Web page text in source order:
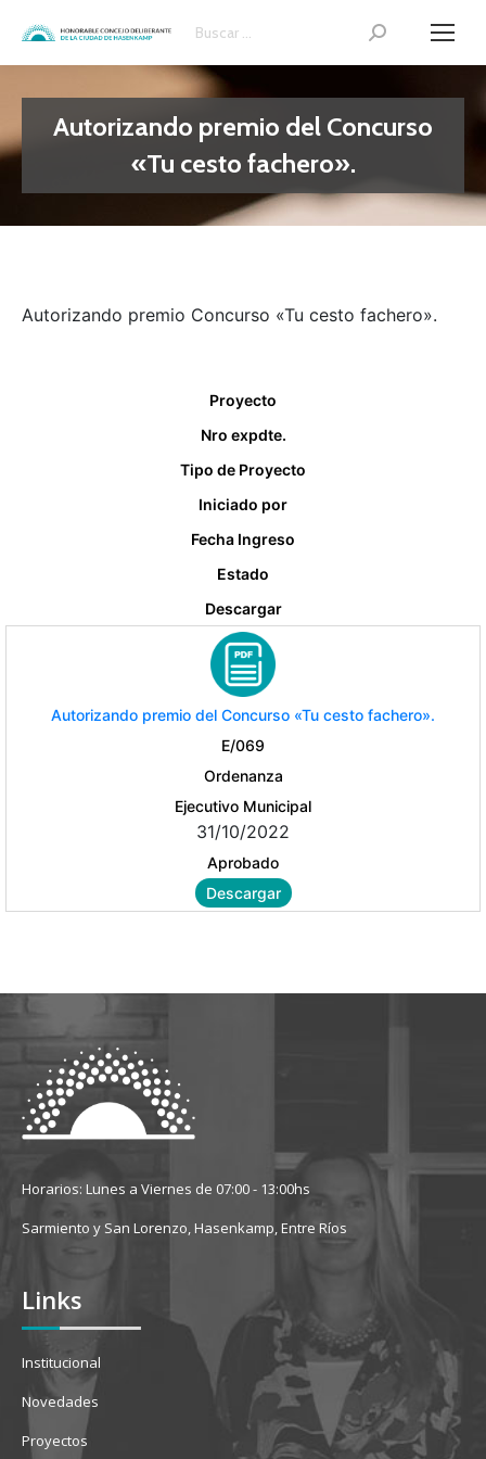
Search:
Autorizando premio del Concurso
«Tu cesto fachero».
Autorizando premio Concurso «Tu cesto fachero».
Proyecto
Nro expdte.
Tipo de Proyecto
Iniciado por
Fecha Ingreso
Estado
Descargar
Autorizando premio del Concurso «Tu cesto fachero».
E/069
Ordenanza
Ejecutivo Municipal
31/10/2022
Aprobado
Descargar
Horarios: Lunes a Viernes de 07:00 - 13:00hs
Sarmiento y San Lorenzo, Hasenkamp, Entre Ríos
Links
Institucional
Novedades
Proyectos